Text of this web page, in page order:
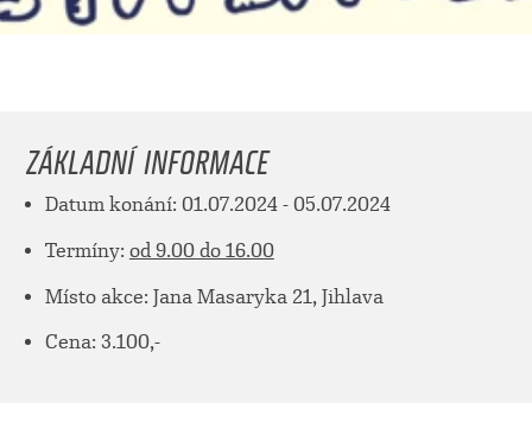
ZÁKLADNÍ INFORMACE
Datum konání: 01.07.2024 - 05.07.2024
Termíny: od 9.00 do 16.00
Místo akce: Jana Masaryka 21, Jihlava
Cena: 3.100,-